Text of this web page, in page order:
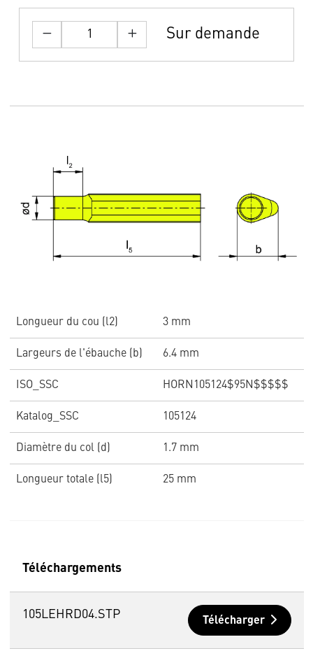
Sur demande
Longueur du cou (l2) 3 mm
Largeurs de l'ébauche (b) 6.4 mm
ISO_SSC HORN105124$95N$$$$$
Katalog_SSC 105124
Diamètre du col (d) 1.7 mm
Longueur totale (l5) 25 mm
Téléchargements
105LEHRD04.STP Télécharger